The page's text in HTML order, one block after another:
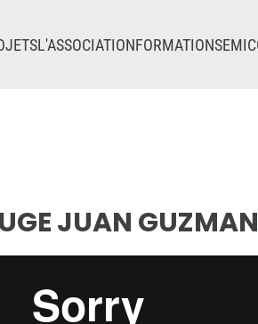
L'ASSOCIATIONFORMATIONSEMI
JUAN GUZMAN